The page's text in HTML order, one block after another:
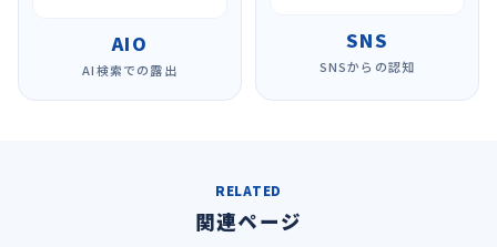
AIO
AI検索での露出
SNS
SNSからの認知
RELATED
関連ページ